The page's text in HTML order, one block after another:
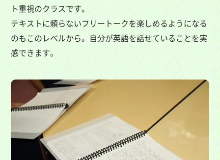
ト重視のクラスです。
テキストに頼らないフリートークを楽しめるようになる
のもこのレベルから。自分が英語を話せていることを実
感できます。